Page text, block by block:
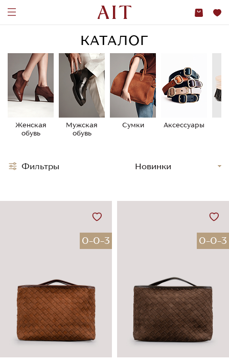
КАТАЛОГ
Женская
обувь
Мужская
обувь
Сумки Аксессуары
0-0-3 0-0-3
Фильтры